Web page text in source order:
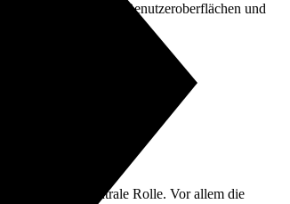
an intuitive Benutzeroberflächen und
eine zentrale Rolle. Vor allem die